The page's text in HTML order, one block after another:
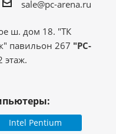
sale@pc-arena.ru
ш. дом 18. "ТК
павильон 267 "PC-
этаж.
Intel Pentium